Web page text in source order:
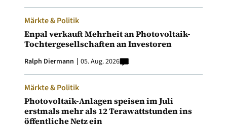
Märkte & Politik
Enpal verkauft Mehrheit an Photovoltaik-
Tochtergesellschaften an Investoren
Ralph Diermann 05. Aug. 2026
Märkte & Politik
Photovoltaik-Anlagen speisen im Juli
erstmals mehr als 12 Terawattstunden ins
öffentliche Netz ein